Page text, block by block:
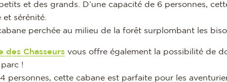
et des grands. D’une capacité de 6 personnes,
sérénité.
perchée au milieu de la forêt surplombant les
des Chasseurs vous offre également la possibilité de
!
personnes, cette cabane est parfaite pour les